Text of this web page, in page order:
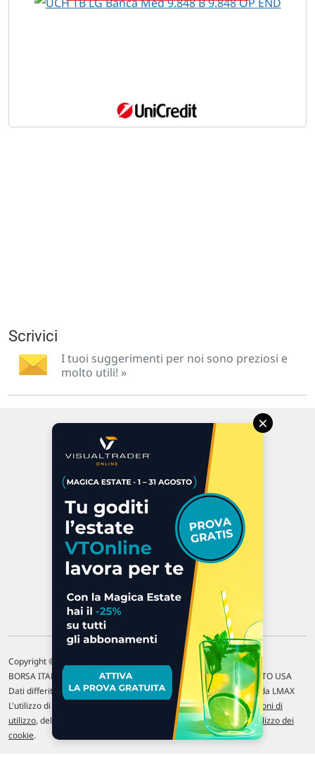
Scrivici
I tuoi suggerimenti per noi sono preziosi e
molto utili! »
Via Macanno, 38/A
P.IVA 02 452 460 401
Chi siamo
Commenti e segnalazioni
Contattaci
Copyright © 1996-2026 Traderlink Italia s.r.l.
BORSA ITALIANA Quotazioni di borsa differite di 15 min. / MERCATO USA
Dati differiti di 15 min. (fonte Intrinio) / FOREX Quotazioni fornite da LMAX
L'utilizzo di questo sito implica l'accettazione delle nostreCondizioni di
utilizzo, del Politiche sulla privacye dell'Utilizzo dei
cookie.
×